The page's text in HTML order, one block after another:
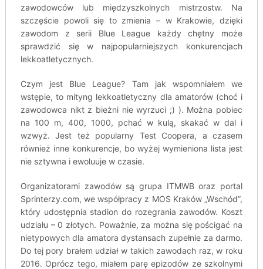
zawodowców lub międzyszkolnych mistrzostw. Na
szczęście powoli się to zmienia – w Krakowie, dzięki
zawodom z serii Blue League każdy chętny może
sprawdzić się w najpopularniejszych konkurencjach
lekkoatletycznych.
Czym jest Blue League? Tam jak wspomniałem we
wstępie, to mityng lekkoatletyczny dla amatorów (choć i
zawodowca nikt z bieżni nie wyrzuci ;) ). Można pobiec
na 100 m, 400, 1000, pchać w kulą, skakać w dal i
wzwyż. Jest też popularny Test Coopera, a czasem
również inne konkurencje, bo wyżej wymieniona lista jest
nie sztywna i ewoluuje w czasie.
Organizatorami zawodów są grupa ITMWB oraz portal
Sprinterzy.com, we współpracy z MOS Kraków „Wschód”,
który udostępnia stadion do rozegrania zawodów. Koszt
udziału – 0 złotych. Poważnie, za można się pościgać na
nietypowych dla amatora dystansach zupełnie za darmo.
Do tej pory brałem udział w takich zawodach raz, w roku
2016. Oprócz tego, miałem parę epizodów ze szkolnymi